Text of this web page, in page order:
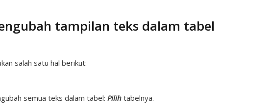
tampilan teks dalam tabel
salah satu hal berikut:
semua teks dalam tabel: Pilih tabelnya.